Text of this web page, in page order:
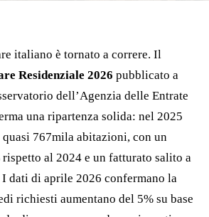
italiano è tornato a correre. Il
Residenziale 2026 pubblicato a
dell’Agenzia delle Entrate
una ripartenza solida: nel 2025
quasi 767mila abitazioni, con un
al 2024 e un fatturato salito a
dati di aprile 2026 confermano la
richiesti aumentano del 5% su base